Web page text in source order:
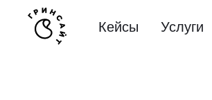
Кейсы Услуги